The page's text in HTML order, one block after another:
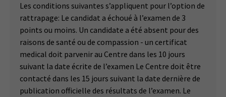
Les conditions suivantes s’appliquent pour l’option de
rattrapage: Le candidat a échoué à l’examen de 3
points ou moins. Un candidate a été absent pour des
raisons de santé ou de compassion - un certificat
medical doit parvenir au Centre dans les 10 jours
suivant la date écrite de l’examen Le Centre doit être
contacté dans les 15 jours suivant la date dernière de
publication officielle des résultats de l’examen. Le